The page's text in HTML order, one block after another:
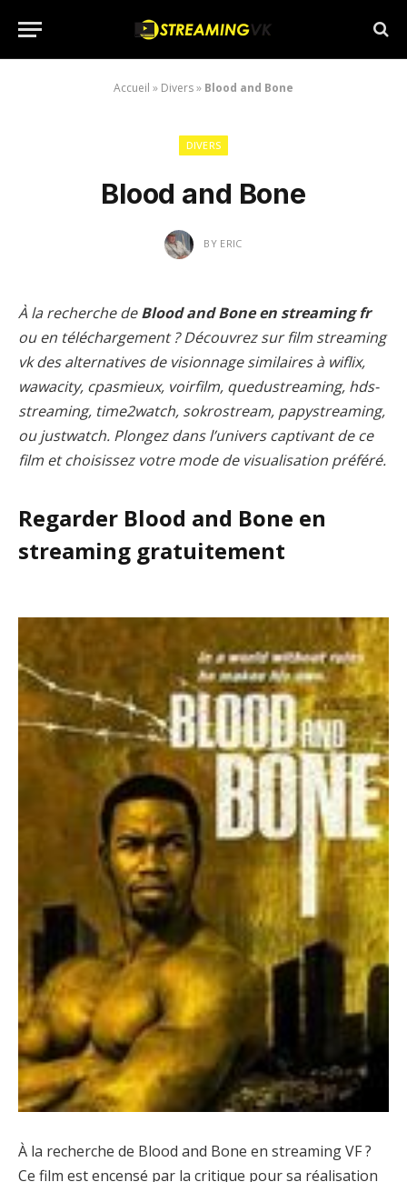
Accueil » Divers» Blood and Bone
DIVERS
Blood and Bone
BY ERIC
À la recherche deBlood and Bone en streaming fr
ou en téléchargement ? Découvrez sur film streaming
vk des alternatives de visionnage similaires à wiflix,
wawacity, cpasmieux, voirfilm, quedustreaming, hds-
streaming, time2watch, sokrostream, papystreaming,
ou justwatch. Plongez dans l’univers captivant de ce
film et choisissez votre mode de visualisation préféré.
Regarder Blood and Bone en
streaming gratuitement
À la recherche de Blood and Bone en streaming VF ?
Ce film est encensé par la critique pour sa réalisation